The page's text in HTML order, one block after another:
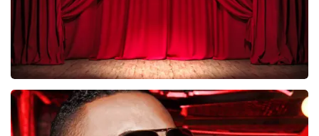
Job Knoester
247laatste 30 minuten